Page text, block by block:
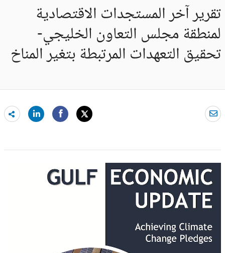
تقرير آخر المستجدات الاقتصادية
لمنطقة مجلس التعاون الخليجي-
تحقيق التعهدات المرتبطة بتغير المناخ